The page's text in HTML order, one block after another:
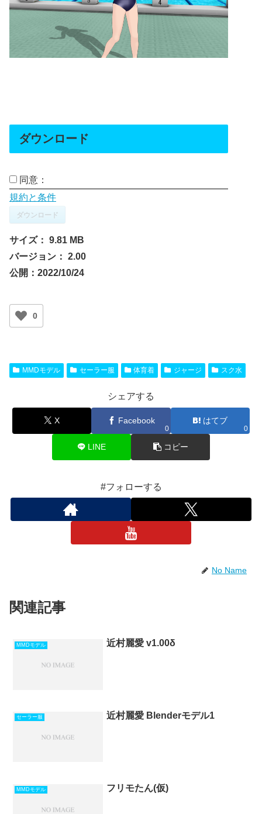
ダウンロード
同意：
規約と条件
ダウンロード
サイズ： 9.81 MB
バージョン： 2.00
公開： 2022/10/24
0
MMDモデル セーラー服 体育着 ジャージ スク水
シェアする
X Facebook
0
はてブ
0
LINE コピー
#フォローする
No Name
関連記事
MMDモデル 近村麗愛 v1.00δ
セーラー服 近村麗愛 Blenderモデル1
MMDモデル フリモたん(仮)